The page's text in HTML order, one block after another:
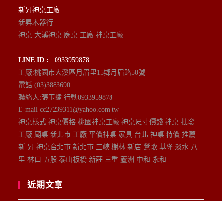
新昇神桌工廠
新昇木器行
神桌 大溪神桌 廟桌 工廠 神桌工廠
LINE ID :
0933959878
工廠:桃園市大溪區月眉里15鄰月眉路50號
電話:(03)3883690
聯絡人:張玉繡 行動0933959878
E-mail cc27239311@yahoo.com.tw
神桌樣式 神桌價格 桃園神桌工廠 神桌尺寸價錢 神桌 批發
工廠 廟桌 新北市 工廠 平價神桌 家具 台北 神桌 特價 推薦
新 昇 神桌台北市 新北市 三峽 樹林 新店 鶯歌 基隆 淡水 八
里 林口 五股 泰山板橋 新莊 三重 蘆洲 中和 永和
近期文章